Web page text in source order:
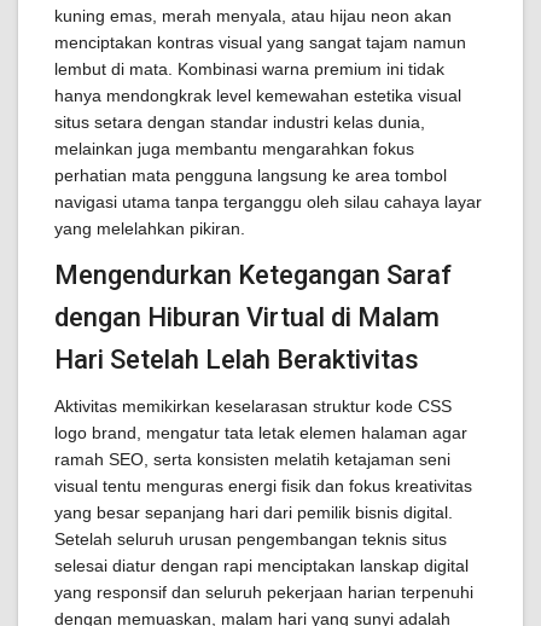
kuning emas, merah menyala, atau hijau neon akan
menciptakan kontras visual yang sangat tajam namun
lembut di mata. Kombinasi warna premium ini tidak
hanya mendongkrak level kemewahan estetika visual
situs setara dengan standar industri kelas dunia,
melainkan juga membantu mengarahkan fokus
perhatian mata pengguna langsung ke area tombol
navigasi utama tanpa terganggu oleh silau cahaya layar
yang melelahkan pikiran.
Mengendurkan Ketegangan Saraf
dengan Hiburan Virtual di Malam
Hari Setelah Lelah Beraktivitas
Aktivitas memikirkan keselarasan struktur kode CSS
logo brand, mengatur tata letak elemen halaman agar
ramah SEO, serta konsisten melatih ketajaman seni
visual tentu menguras energi fisik dan fokus kreativitas
yang besar sepanjang hari dari pemilik bisnis digital.
Setelah seluruh urusan pengembangan teknis situs
selesai diatur dengan rapi menciptakan lanskap digital
yang responsif dan seluruh pekerjaan harian terpenuhi
dengan memuaskan, malam hari yang sunyi adalah